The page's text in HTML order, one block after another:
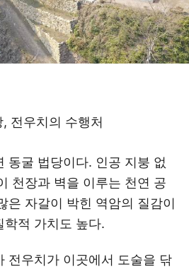
전우치의 수행처
동굴 법당이다. 인공 지붕 없
천장과 벽을 이루는 천연 공
은 자갈이 박힌 역암의 질감이
학적 가치도 높다.
전우치가 이곳에서 도술을 닦